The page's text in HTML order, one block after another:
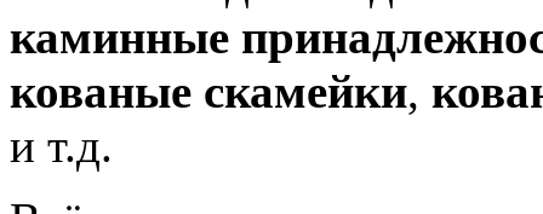
каминные
кованые скамейки,
и т.д.